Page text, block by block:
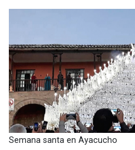
Semana santa en Ayacucho